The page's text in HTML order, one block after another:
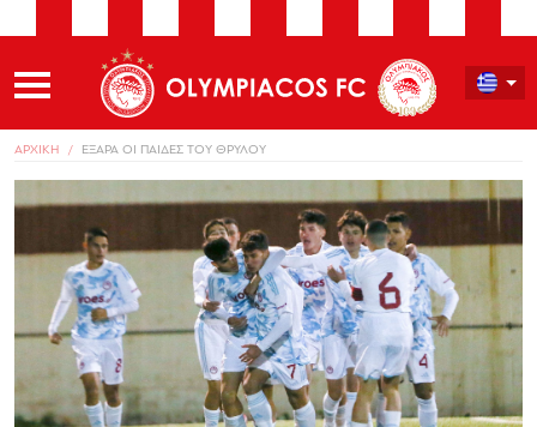
ΑΡΧΙΚΗ ΕΞΑΡΑ ΟΙ ΠΑΙΔΕΣ ΤΟΥ ΘΡΥΛΟΥ